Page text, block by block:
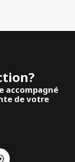
accompagné
de votre